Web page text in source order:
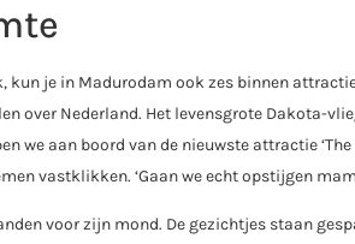
je in Madurodam ook zes binnen
over Nederland. Het levensgrote Dakota-
we aan boord van de nieuwste attractie
vastklikken. ‘Gaan we echt opstijgen
voor zijn mond. De gezichtjes staan